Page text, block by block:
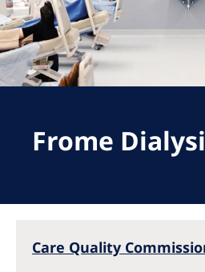
Romania
Russia
Serbia
Slovenia
United Kingdom
Frome
Care Quality